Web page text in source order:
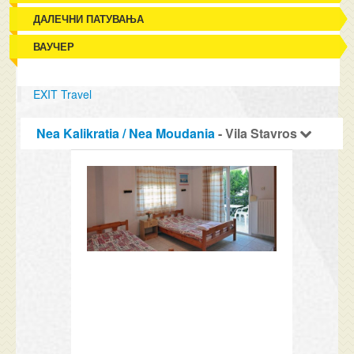
ДАЛЕЧНИ ПАТУВАЊА
ВАУЧЕР
EXIT Travel
Nea Kalikratia / Nea Moudania- Vila Stavros